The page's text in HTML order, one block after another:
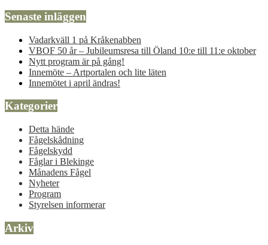
Senaste inläggen
Vadarkväll 1 på Kråkenabben
VBOF 50 år – Jubileumsresa till Öland 10:e till 11:e oktober
Nytt program är på gång!
Innemöte – Artportalen och lite läten
Innemötet i april ändras!
Kategorier
Detta hände
Fågelskådning
Fågelskydd
Fåglar i Blekinge
Månadens Fågel
Nyheter
Program
Styrelsen informerar
Arkiv